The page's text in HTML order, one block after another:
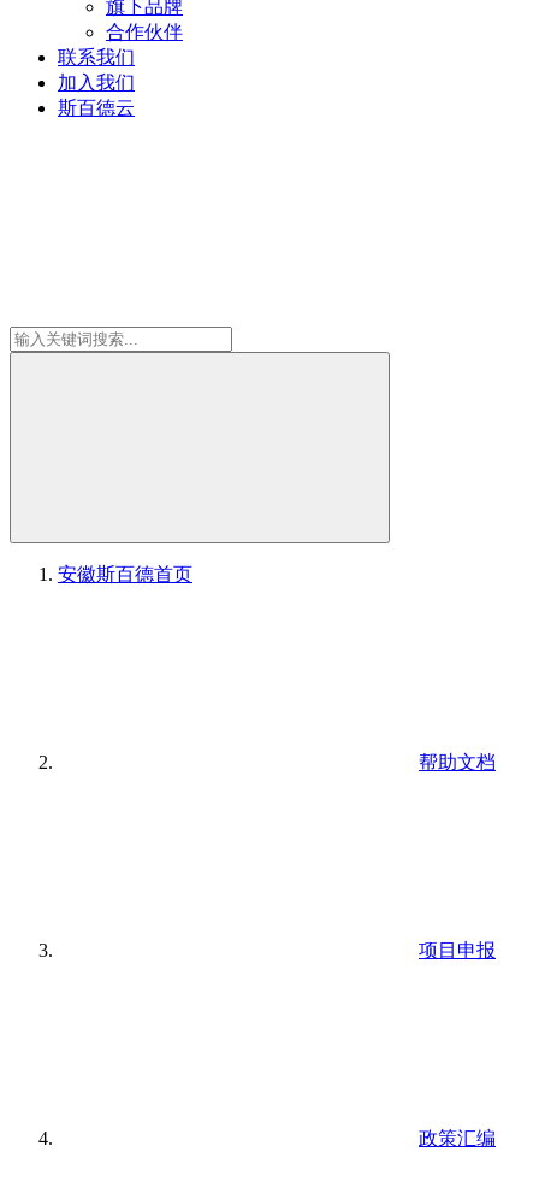
旗下品牌
合作伙伴
联系我们
加入我们
斯百德云
安徽斯百德首页
帮助文档
项目申报
政策汇编